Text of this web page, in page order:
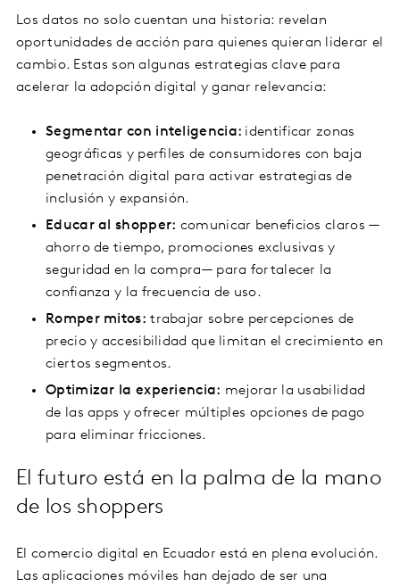
Los datos no solo cuentan una historia: revelan
oportunidades de acción para quienes quieran liderar el
cambio. Estas son algunas estrategias clave para
acelerar la adopción digital y ganar relevancia:
Segmentar con inteligencia: identificar zonas
geográficas y perfiles de consumidores con baja
penetración digital para activar estrategias de
inclusión y expansión.
Educar al shopper: comunicar beneficios claros —
ahorro de tiempo, promociones exclusivas y
seguridad en la compra— para fortalecer la
confianza y la frecuencia de uso.
Romper mitos: trabajar sobre percepciones de
precio y accesibilidad que limitan el crecimiento en
ciertos segmentos.
Optimizar la experiencia: mejorar la usabilidad
de las apps y ofrecer múltiples opciones de pago
para eliminar fricciones.
El futuro está en la palma de la mano
de los shoppers
El comercio digital en Ecuador está en plena evolución.
Las aplicaciones móviles han dejado de ser una